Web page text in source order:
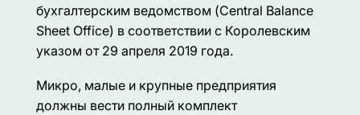
бухгалтерским ведомством (Central Balance
Sheet Office) в соответствии с Королевским
указом от 29 апреля 2019 года.
Микро, малые и крупные предприятия
должны вести полный комплект